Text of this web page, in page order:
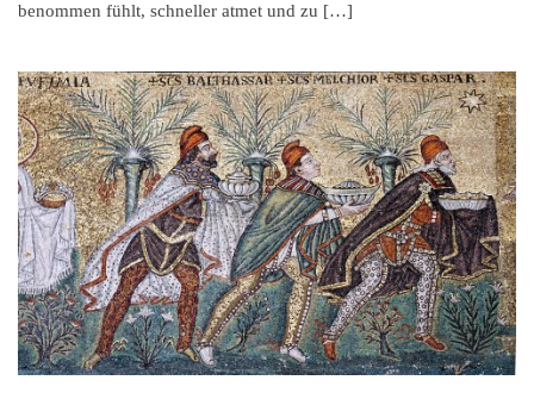
benommen fühlt, schneller atmet und zu […]